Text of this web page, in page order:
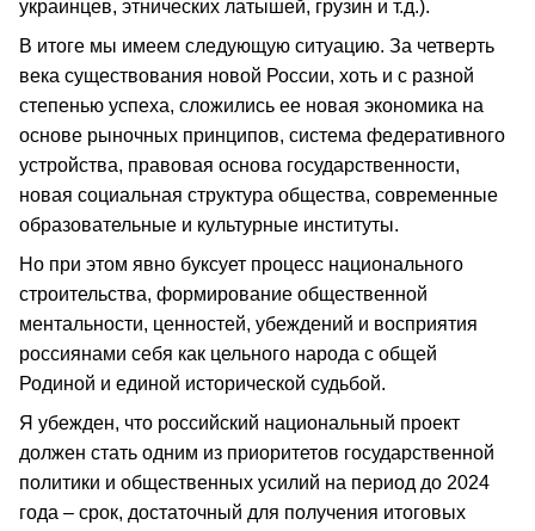
украинцев, этнических латышей, грузин и т.д.).
В итоге мы имеем следующую ситуацию. За четверть
века существования новой России, хоть и с разной
степенью успеха, сложились ее новая экономика на
основе рыночных принципов, система федеративного
устройства, правовая основа государственности,
новая социальная структура общества, современные
образовательные и культурные институты.
Но при этом явно буксует процесс национального
строительства, формирование общественной
ментальности, ценностей, убеждений и восприятия
россиянами себя как цельного народа с общей
Родиной и единой исторической судьбой.
Я убежден, что российский национальный проект
должен стать одним из приоритетов государственной
политики и общественных усилий на период до 2024
года – срок, достаточный для получения итоговых